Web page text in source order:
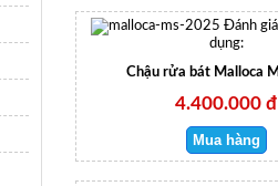
Đánh
dụng:
Chậu rửa bát Malloca
4.400.000 đ